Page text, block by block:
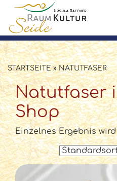
✓ 100 % Maulbeerseide
✓ Versand in
✓ Persönliche
STARTSEITE»NATUTFASER
Natutfaser
Shop
Einzelnes Ergebnis